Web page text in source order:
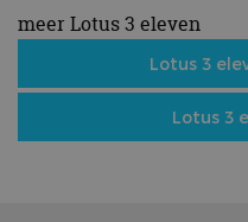
meer Lotus 3 eleven
Lotus 3
Lotus 3